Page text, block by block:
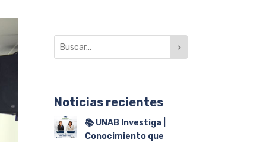
>
Noticias recientes
📚 UNAB Investiga |
Conocimiento que